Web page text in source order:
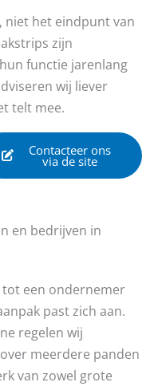
niet het eindpunt van
zijn
functie jarenlang
wij liever
telt mee.
Contacteer ons
via de site
en bedrijven in
tot een ondernemer
past zich aan.
regelen wij
meerdere panden
van zowel grote